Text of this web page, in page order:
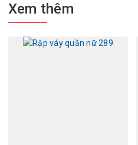
Xem thêm